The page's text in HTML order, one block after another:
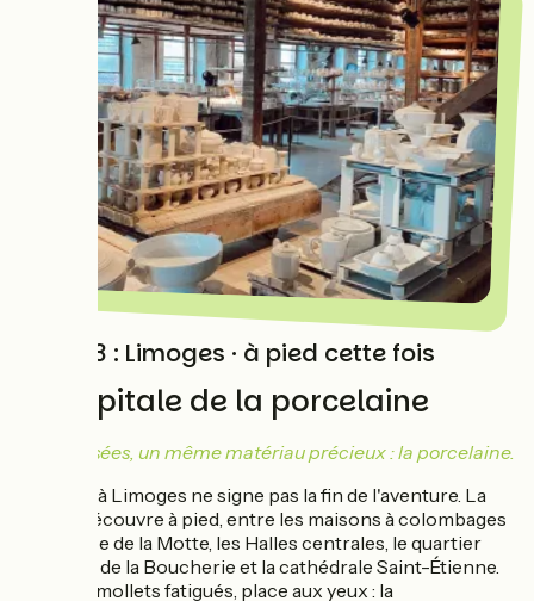
Etape 3 : Limoges · à pied cette fois
La capitale de la porcelaine
Trois musées, un même matériau précieux : la porcelaine.
L'arrivée à Limoges ne signe pas la fin de l'aventure. La
ville se découvre à pied, entre les maisons à colombages
de la place de la Motte, les Halles centrales, le quartier
médiéval de la Boucherie et la cathédrale Saint-Étienne.
Pour les mollets fatigués, place aux yeux : la